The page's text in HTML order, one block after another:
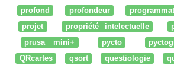
profond
profondeur
projet
propriété intelectuelle
prusa mini+
pycto
QRcartes
qsort questiologie